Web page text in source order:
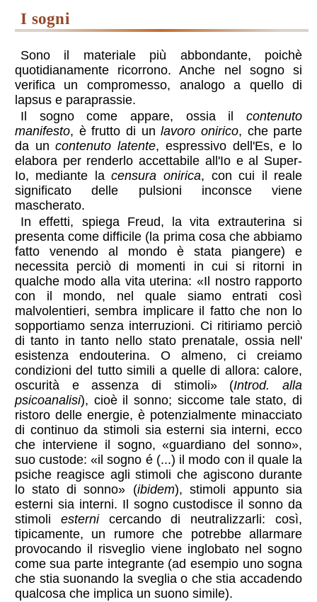
i sogni
Sono il materiale più abbondante, poichè
quotidianamente ricorrono. Anche nel sogno si
verifica un compromesso, analogo a quello di
lapsus e paraprassie.
Il sogno come appare, ossia ilcontenuto
manifesto, è frutto di unlavoro onirico, che parte
da uncontenuto latente, espressivo dell'Es, e lo
elabora per renderlo accettabile all'Io e al Super-
Io, mediante lacensura onirica, con cui il reale
significato delle pulsioni inconsce viene
mascherato.
In effetti, spiega Freud, la vita extrauterina si
presenta come difficile (la prima cosa che abbiamo
fatto venendo al mondo è stata piangere) e
necessita perciò di momenti in cui si ritorni in
qualche modo alla vita uterina:
Il nostro rapporto
con il mondo, nel quale siamo entrati così
malvolentieri, sembra implicare il fatto che non lo
sopportiamo senza interruzioni. Ci ritiriamo perciò
di tanto in tanto nello stato prenatale, ossia nell'
esistenza endouterina. O almeno, ci creiamo
condizioni del tutto simili a quelle di allora: calore,
oscurità e assenza di stimoli (Introd. alla
psicoanalisi), cioè il sonno; siccome tale stato, di
ristoro delle energie, è potenzialmente minacciato
di continuo da stimoli sia esterni sia interni, ecco
che interviene il sogno, guardiano del sonno ,
suo custode: il sogno é (...) il modo con il quale la
psiche reagisce agli stimoli che agiscono durante
lo stato di sonno
(ibidem), stimoli appunto sia
esterni sia interni. Il sogno custodisce il sonno da
stimoli esternicercando di neutralizzarli: così,
tipicamente, un rumore che potrebbe allarmare
provocando il risveglio viene inglobato nel sogno
come sua parte integrante (ad esempio uno sogna
che stia suonando la sveglia o che stia accadendo
qualcosa che implica un suono simile).